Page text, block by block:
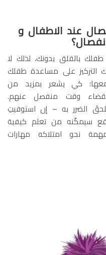
عند الاطفال و
بالقلق بدونك، لذلك لا
التركيز على مساعدة طفلك
كي يشعر بمزيد من
لقضاء وقت منفصل عنهم.
الضرر به – إن استوفيتِ
سيمكّنه من تعلم كيفية
نحو امتلاكه مهارات